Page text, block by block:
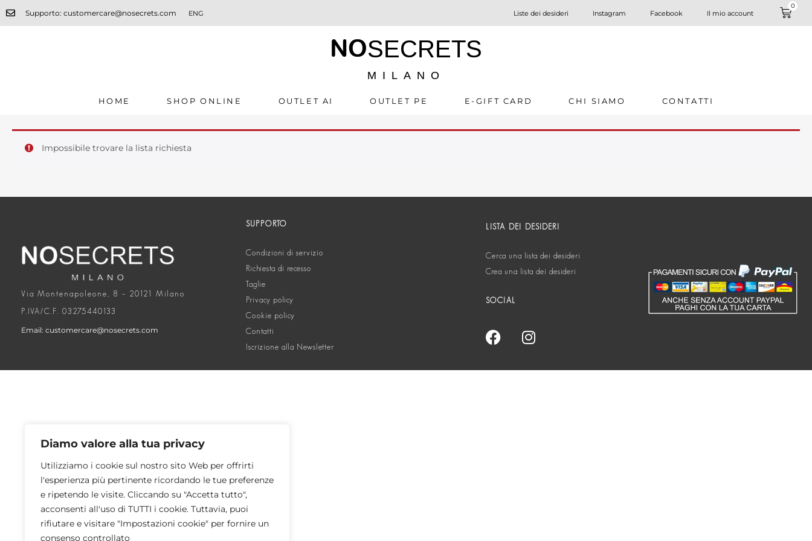
Diamo valore alla tua privacy
Utilizziamo i cookie sul nostro sito Web per offrirti
l'esperienza più pertinente ricordando le tue preferenze
e ripetendo le visite. Cliccando su "Accetta tutto",
acconsenti all'uso di TUTTI i cookie. Tuttavia, puoi
rifiutare e visitare "Impostazioni cookie" per fornire un
consenso controllato
Supporto: customercare@nosecrets.com ENG Liste dei desideri Instagram Facebook Il mio account
0
NOSECRETS
MILANO
HOME SHOP ONLINE OUTLET AI OUTLET PE E-GIFT CARD CHI SIAMO CONTATTI
Impossibile trovare la lista richiesta
Via Montenapoleone, 8 – 20121 Milano
P.IVA/C.F. 03275440133
Email: customercare@nosecrets.com
SUPPORTO
Condizioni di servizio
Richiesta di recesso
Taglie
Privacy policy
Cookie policy
Contatti
Iscrizione alla Newsletter
LISTA DEI DESIDERI
Cerca una lista dei desideri
Crea una lista dei desideri
SOCIAL